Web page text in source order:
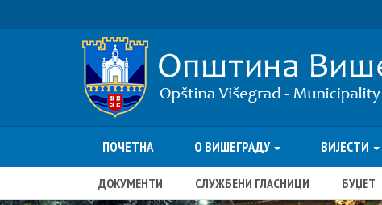
ПОЧЕТНА О ВИШЕГРАДУ ВИЈЕСТИ
ДОКУМЕНТИ СЛУЖБЕНИ ГЛАСНИЦИ БУЏЕТ